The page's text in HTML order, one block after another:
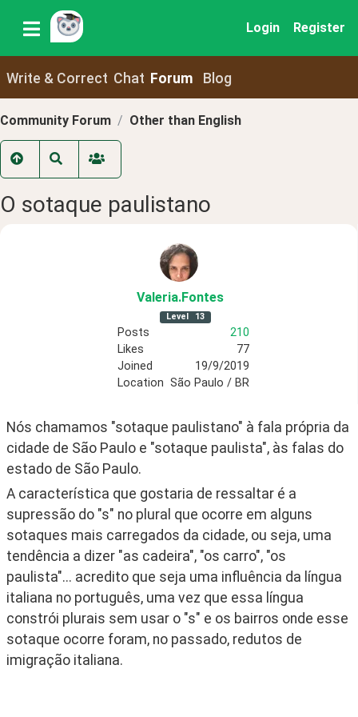
Login Register
Write & Correct Chat Forum Blog
Community Forum Other than English
O sotaque paulistano
Valeria.Fontes
Level 13
Posts
210
Likes
77
Joined
19/9/2019
Location São Paulo / BR
Nós chamamos "sotaque paulistano" à fala própria da
cidade de São Paulo e "sotaque paulista", às falas do
estado de São Paulo.
A característica que gostaria de ressaltar é a
supressão do "s" no plural que ocorre em alguns
sotaques mais carregados da cidade, ou seja, uma
tendência a dizer "as cadeira", "os carro", "os
paulista"... acredito que seja uma influência da língua
italiana no português, uma vez que essa língua
constrói plurais sem usar o "s" e os bairros onde esse
sotaque ocorre foram, no passado, redutos de
imigração italiana.